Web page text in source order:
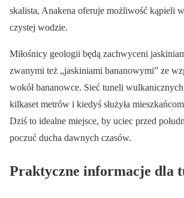
skalista, Anakena oferuje możliwość kąpieli
czystej wodzie.
Miłośnicy geologii będą zachwyceni
zwanymi też „jaskiniami bananowymi” ze
wokół bananowce. Sieć tuneli
kilkaset metrów i kiedyś służyła
Dziś to idealne miejsce, by uciec przed
poczuć ducha dawnych czasów.
Praktyczne informacje dla